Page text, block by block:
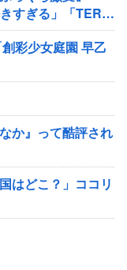
すぎる」「TERU
彩少女庭園 早乙
死
か』って酷評され
はどこ？」ココリ